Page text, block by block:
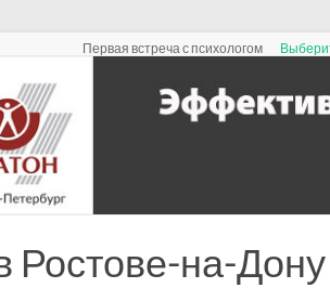
Первая встреча с психологом
Ростове-на-